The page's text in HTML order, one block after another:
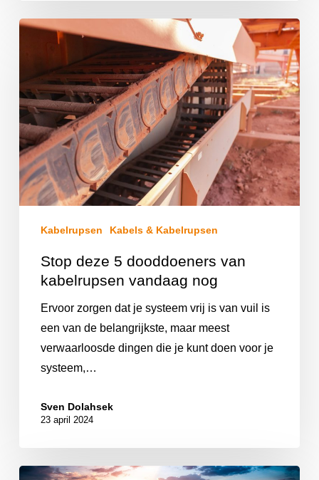
Kabelrupsen Kabels & Kabelrupsen
Stop deze 5 dooddoeners van
kabelrupsen vandaag nog
Ervoor zorgen dat je systeem vrij is van vuil is
een van de belangrijkste, maar meest
verwaarloosde dingen die je kunt doen voor je
systeem,…
Sven Dolahsek
23 april 2024